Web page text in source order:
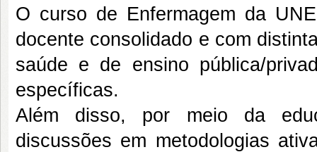
O curso de Enfermagem da
docente consolidado e com
saúde e de ensino pública/
específicas.
Além disso, por meio da
discussões em metodologias